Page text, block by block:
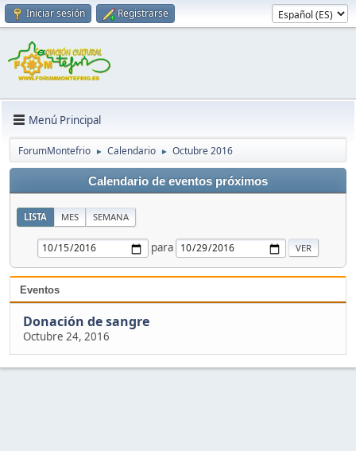
Iniciar sesión Registrarse
Menú Principal
ForumMontefrio ► Calendario ► Octubre 2016
Calendario de eventos próximos
LISTA MES SEMANA
para
Eventos
Donación de sangre
Octubre 24, 2016